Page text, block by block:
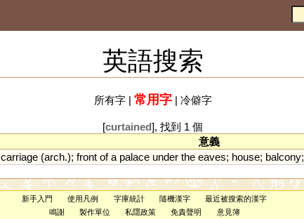
英語搜索
所有字| 常用字| 冷僻字
[curtained], 找到 1 個
意義
carriage (arch.); front of a palace under the eaves; house; balcony;
新手入門 使用凡例 字庫統計 隨機漢字
最近被搜索的漢字
鳴謝
製作單位 私隱政策 免責聲明 意見簿